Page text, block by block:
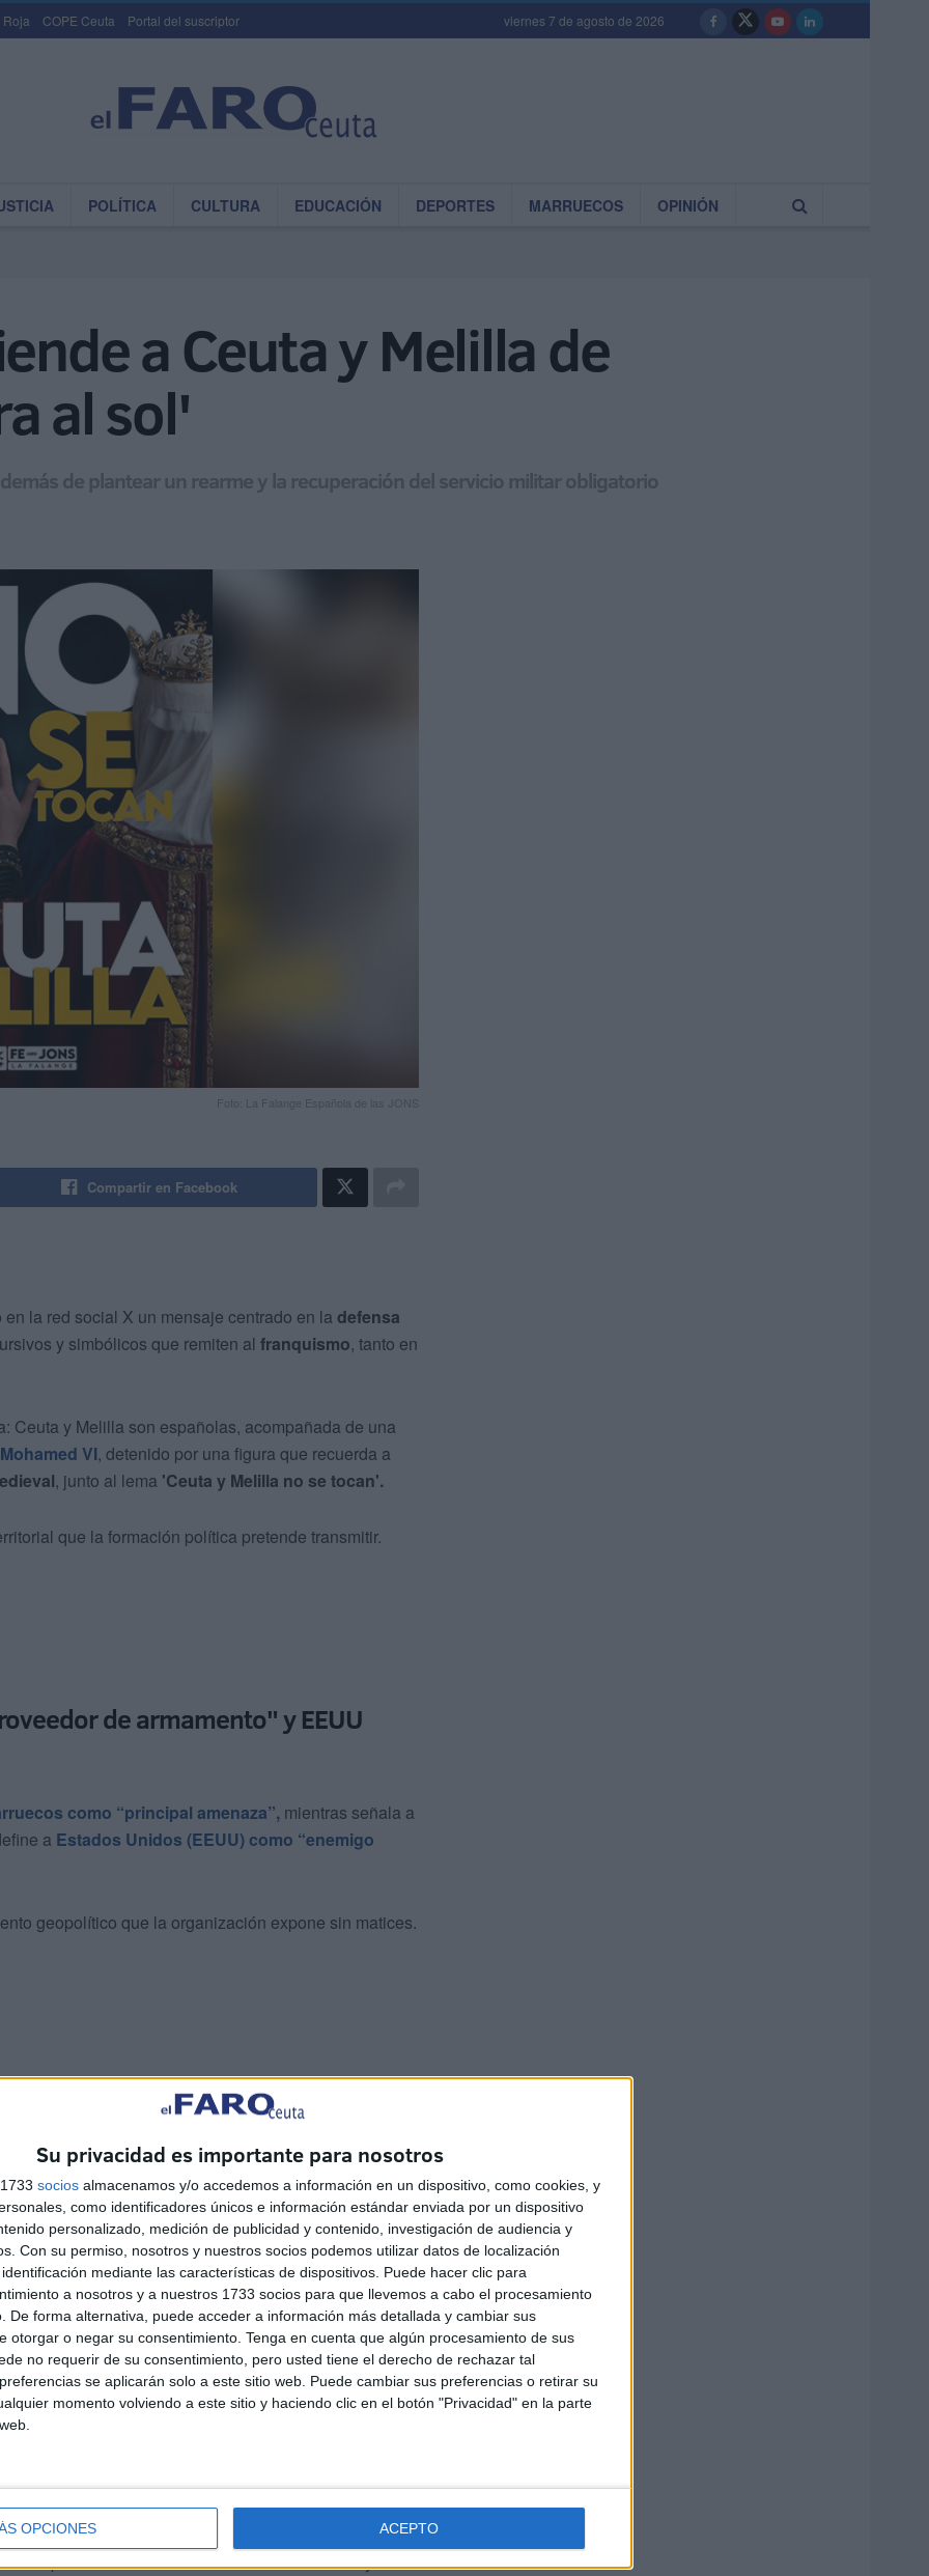
Su privacidad es importante para nosotros
socios almacenamos y/o accedemos a información en un dispositivo, como cookies, y
como identificadores únicos e información estándar enviada por un dispositivo
personalizado, medición de publicidad y contenido, investigación de audiencia y
Con su permiso, nosotros y nuestros socios podemos utilizar datos de localización
mediante las características de dispositivos. Puede hacer clic para
a nosotros y a nuestros 1733 socios para que llevemos a cabo el procesamiento
De forma alternativa, puede acceder a información más detallada y cambiar sus
otorgar o negar su consentimiento. Tenga en cuenta que algún procesamiento de sus
no requerir de su consentimiento, pero usted tiene el derecho de rechazar tal
se aplicarán solo a este sitio web. Puede cambiar sus preferencias o retirar su
momento volviendo a este sitio y haciendo clic en el botón "Privacidad" en la parte
OPCIONES ACEPTO
Roja COPE Ceuta Portal del suscriptor viernes 7 de agosto de 2026
POLÍTICA CULTURA EDUCACIÓN DEPORTES MARRUECOS OPINIÓN
a Ceuta y Melilla de
al sol'
de plantear un rearme y la recuperación del servicio militar obligatorio
Foto: La Falange Española de las JONS
Compartir en Facebook
en la red social X un mensaje centrado en la defensa
y simbólicos que remiten al franquismo, tanto en
Ceuta y Melilla son españolas, acompañada de una
VI, detenido por una figura que recuerda a
, junto al lema 'Ceuta y Melilla no se tocan'.
que la formación política pretende transmitir.
de armamento" y EEUU
como “principal amenaza”, mientras señala a
a Estados Unidos (EEUU) como “enemigo
geopolítico que la organización expone sin matices.
alianzas en el plano geoestratégico, insistiendo
y geopolítica.
y recuperación del servicio militar
que incluyen el inicio de“un rearme nacional sin
obligatorio, medidas que la formación vincula a la
en una línea ideológica que remite a
los postulados nacionalsindicalistas de Patria y